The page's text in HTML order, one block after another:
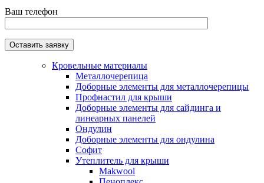
Ваш телефон
Кровельные материалы
Металлочерепица
Доборные элементы для металлочерепицы
Профнастил для крыши
Доборные элементы для сайдинга и
линеарных панелей
Ондулин
Доборные элементы для ондулина
Софит
Утеплитель для крыши
Makwool